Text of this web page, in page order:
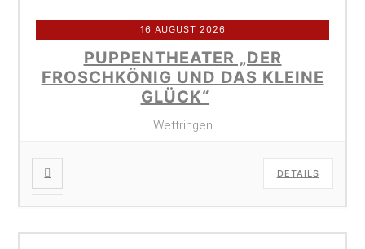
16 AUGUST 2026
PUPPENTHEATER „DER
FROSCHKÖNIG UND DAS KLEINE
GLÜCK“
Wettringen
DETAILS